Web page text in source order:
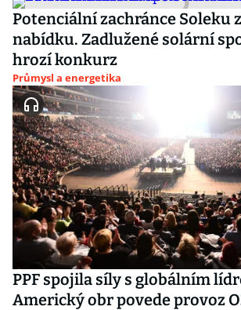
Potenciální zachránce Soleku
nabídku. Zadlužené solární
hrozí konkurz
Průmysl a energetika
PPF spojila síly s globálním
Americký obr povede provoz